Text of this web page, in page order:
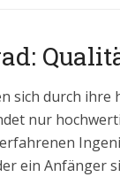
sich durch
nur
ein Anfänger